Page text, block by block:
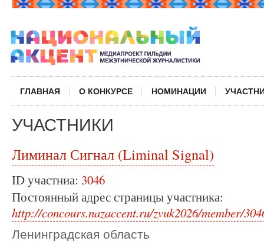
ГЛАВНАЯ О КОНКУРСЕ НОМИНАЦИИ
УЧАСТНИКИ
Лиминал Сигнал (Liminal Signal)
ID участниа: 3046
Постоянный адрес страницы участника:
http://concours.nazaccent.ru/zvuk2026/member/
Ленинградская область